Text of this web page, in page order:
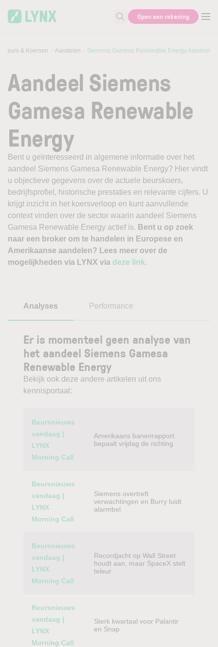
Zoek naar informatie
Open een rekening
Beurs & Koersen Aandelen Siemens Gamesa Renewable Energy Aandeel
Aandeel Siemens
Gamesa Renewable
Energy
Bent u geïnteresseerd in algemene informatie over het
aandeel Siemens Gamesa Renewable Energy? Hier vindt
u objectieve gegevens over de actuele beurskoers,
bedrijfsprofiel, historische prestaties en relevante cijfers. U
krijgt inzicht in het koersverloop en kunt aanvullende
context vinden over de sector waarin aandeel Siemens
Gamesa Renewable Energy actief is. Bent u op zoek
naar een broker om te handelen in Europese en
Amerikaanse aandelen? Lees meer over de
mogelijkheden via LYNX via deze link.
Analyses Performance
Er is momenteel geen analyse van
het aandeel Siemens Gamesa
Renewable Energy
Bekijk ook deze andere artikelen uit ons
kennisportaal:
Category
Beursnieuws
vandaag |
LYNX
Morning Call
Amerikaans banenrapport
bepaalt vrijdag de richting
Beursnieuws
vandaag |
LYNX
Morning Call
Siemens overtreft
verwachtingen en Burry luidt
alarmbel
Beursnieuws
vandaag |
LYNX
Morning Call
Recordjacht op Wall Street
houdt aan, maar SpaceX stelt
teleur
Beursnieuws
vandaag |
LYNX
Morning Call
Sterk kwartaal voor Palantir
en Snap